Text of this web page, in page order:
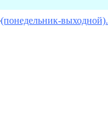
(понедельник-